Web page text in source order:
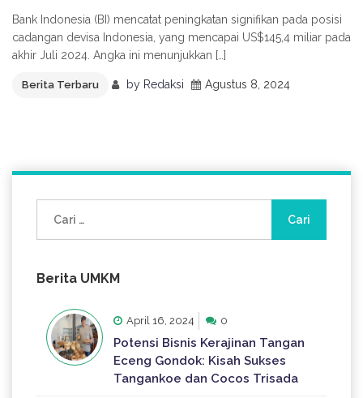
Bank Indonesia (BI) mencatat peningkatan signifikan pada posisi
cadangan devisa Indonesia, yang mencapai US$145,4 miliar pada
akhir Juli 2024. Angka ini menunjukkan […]
Berita Terbaru by Redaksi Agustus 8, 2024
untuk:
Berita UMKM
April 16, 2024 0
Potensi Bisnis Kerajinan Tangan
Eceng Gondok: Kisah Sukses
Tangankoe dan Cocos Trisada